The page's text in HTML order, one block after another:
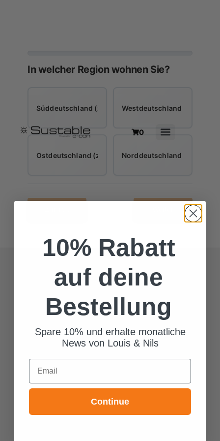
0
In welcher Region wohnen Sie?
Süddeutschland (z.B. Bayern, Ba-Wü)Westdeutschland (z.B. NRW,
Ostdeutschland (z.B. Sachsen, Brandenburg)
Norddeutschland (z.B. SH,
10% Rabatt
auf deine
Bestellung
Spare 10% und erhalte monatliche
News von Louis & Nils
Email
Continue